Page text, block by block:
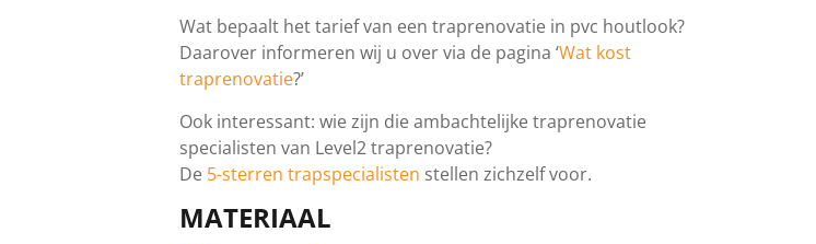
Wat bepaalt het tarief van een traprenovatie in pvc houtlook?
Daarover informeren wij u over via de pagina ‘Wat kost
traprenovatie?’
Ook interessant: wie zijn die ambachtelijke traprenovatie
specialisten van Level2 traprenovatie?
De 5-sterren trapspecialisten stellen zichzelf voor.
MATERIAAL